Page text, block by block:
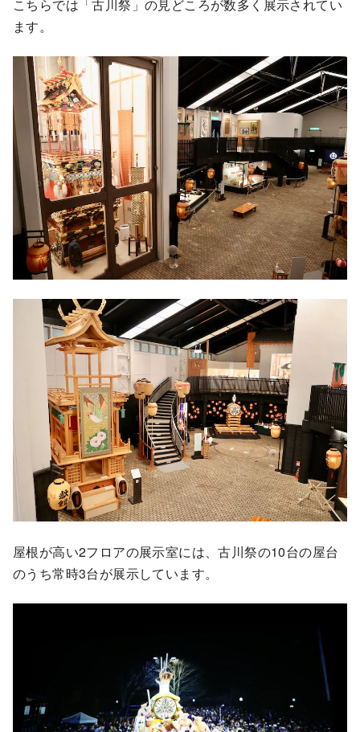
こちらでは「古川祭」の見どころが数多く展示されてい
ます。
屋根が高い2フロアの展示室には、古川祭の10台の屋台
のうち常時3台が展示しています。